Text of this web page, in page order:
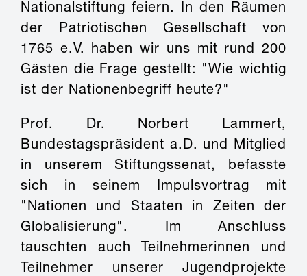
Nationalstiftung feiern. In den Räumen
der Patriotischen Gesellschaft von
1765 e.V. haben wir uns mit rund 200
Gästen die Frage gestellt: "Wie wichtig
ist der Nationenbegriff heute?"
Prof. Dr. Norbert Lammert,
Bundestagspräsident a.D. und Mitglied
in unserem Stiftungssenat, befasste
sich in seinem Impulsvortrag mit
"Nationen und Staaten in Zeiten der
Globalisierung". Im Anschluss
tauschten auch Teilnehmerinnen und
Teilnehmer unserer Jugendprojekte